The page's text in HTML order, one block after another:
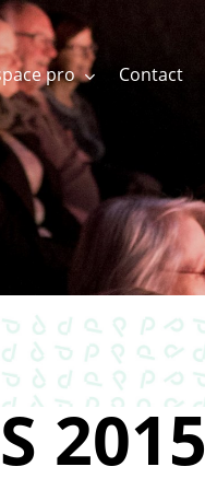
pro Contact
2015